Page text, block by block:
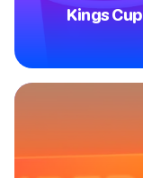
Kings Cup